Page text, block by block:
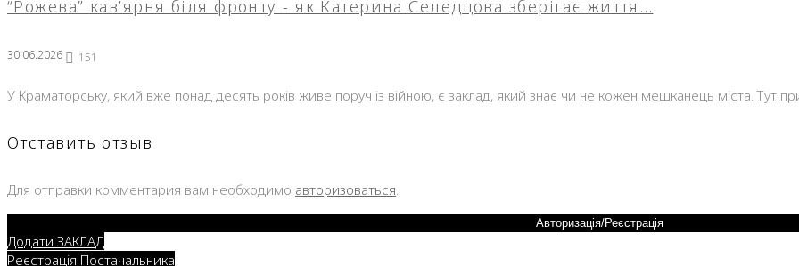
“Рожева” кав’ярня біля фронту - як Катерина Селедцова зберігає життя…
30.06.2026 151
У Краматорську, який вже понад десять років живе поруч із війною, є заклад, який знає чи не кожен мешканець міста. Тут
Отставить отзыв
Для отправки комментария вам необходимо авторизоваться.
Авторизація/Реєстрація
Додати ЗАКЛАД
Реєстрація Постачальника